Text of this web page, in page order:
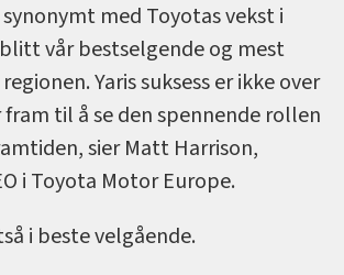
med Toyotas vekst i
vår bestselgende og mest
Yaris suksess er ikke over
fram til å se den spennende rollen
sier Matt Harrison,
i Toyota Motor Europe.
i beste velgående.